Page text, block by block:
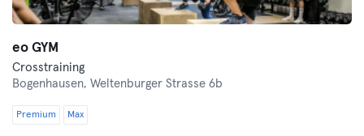
eo GYM
Crosstraining
Bogenhausen, Weltenburger Strasse 6b
Premium Max